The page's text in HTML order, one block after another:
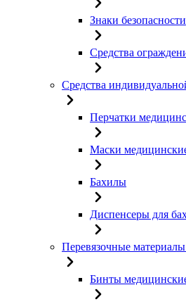
Знаки безопасности
Средства
Средства
Перчатки
Маски
Бахилы
Диспенсеры для
Перевязочные материалы
Бинты